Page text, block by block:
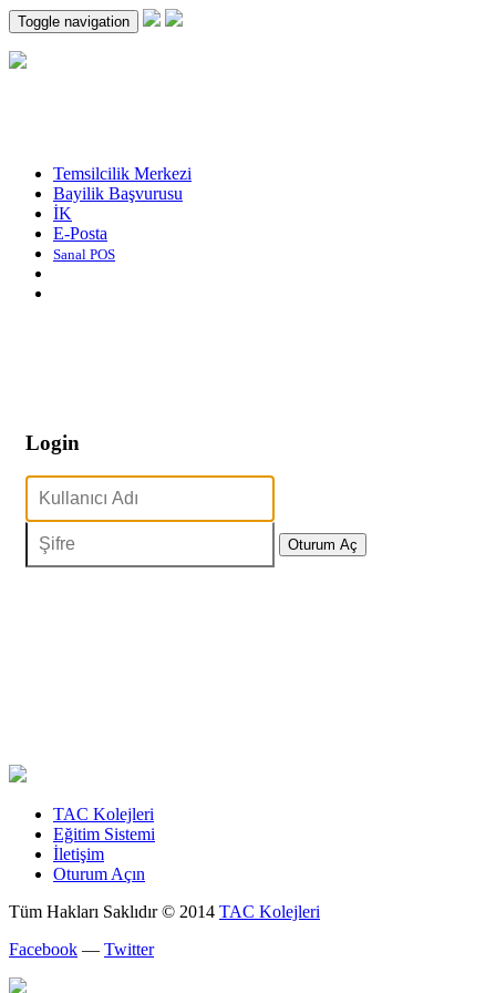
Toggle navigation
Temsilcilik Merkezi
Bayilik Başvurusu
İK
E-Posta
Sanal POS
Login
TAC Kolejleri
Eğitim Sistemi
İletişim
Oturum Açın
Tüm Hakları Saklıdır © 2014 TAC Kolejleri
Facebook — Twitter